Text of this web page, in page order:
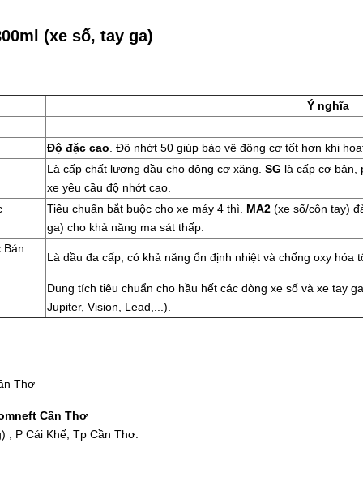
(xe số, tay ga)
Ý nghĩa
Độ đặc cao . Độ nhớt 50 giúp bảo vệ động cơ tốt hơn khi
Là cấp chất lượng dầu cho động cơ xăng. SG là cấp cơ bản,
xe yêu cầu độ nhớt cao.
Tiêu chuẩn bắt buộc cho xe máy 4 thì. MA2 (xe số/côn tay)
ga) cho khả năng ma sát thấp.
Bán
Là dầu đa cấp, có khả năng ổn định nhiệt và chống oxy hóa
Dung tích tiêu chuẩn cho hầu hết các dòng xe số và xe tay
Jupiter, Vision, Lead,...).
Thơ
Cần Thơ
, P Cái Khế, Tp Cần Thơ.